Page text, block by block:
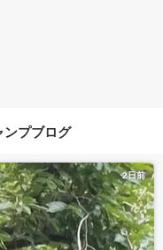
ンプブログ
2日前